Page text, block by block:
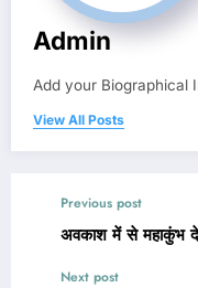
Admin
Add your Biographical
View All Posts
Previous post
अवकाश में से महाकुंभ
Next post